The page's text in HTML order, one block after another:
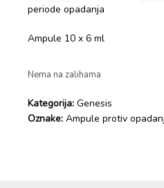
periode opadanja
Ampule 10 x 6 ml
Nema na zalihama
Kategorija: Genesis
Oznake: Ampule protiv